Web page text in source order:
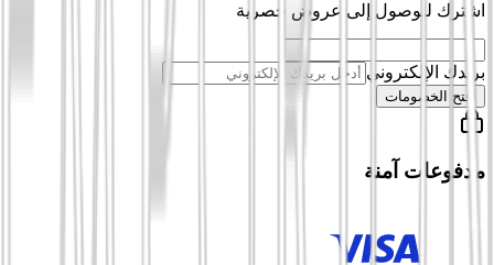
اشترك للوصول إلى عروض حصرية
بريدك الإلكتروني
افتح الخصومات
مدفوعات آمنة